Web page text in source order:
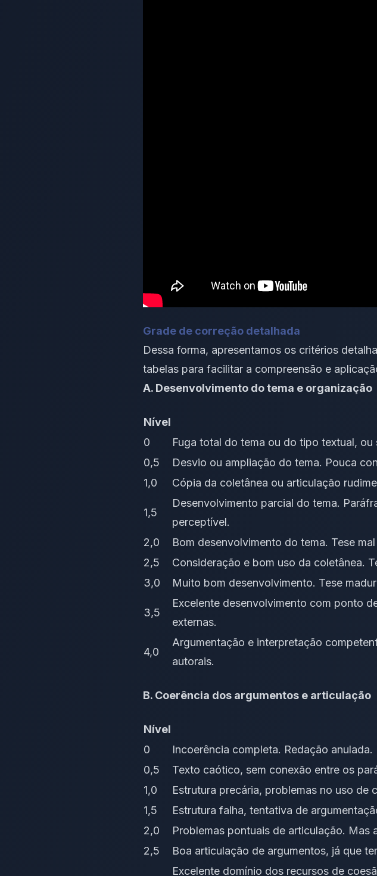
Grade de correção detalhada
Dessa forma, apresentamos os critérios
tabelas para facilitar a compreensão e
A. Desenvolvimento do tema e organização
Nível
0
Fuga total do tema ou do tipo textual, ou
0,5
Desvio ou ampliação do tema. Pouca
1,0
Cópia da coletânea ou articulação
1,5
Desenvolvimento parcial do tema.
perceptível.
2,0
Bom desenvolvimento do tema. Tese
2,5
Consideração e bom uso da coletânea.
3,0
Muito bom desenvolvimento. Tese
3,5
Excelente desenvolvimento com ponto
externas.
4,0
Argumentação e interpretação
autorais.
B. Coerência dos argumentos e articulação
Nível
0
Incoerência completa. Redação anulada.
0,5
Texto caótico, sem conexão entre os
1,0
Estrutura precária, problemas no uso de
1,5
Estrutura falha, tentativa de
2,0
Problemas pontuais de articulação. Mas
2,5
Boa articulação de argumentos, já que
Excelente domínio dos recursos de